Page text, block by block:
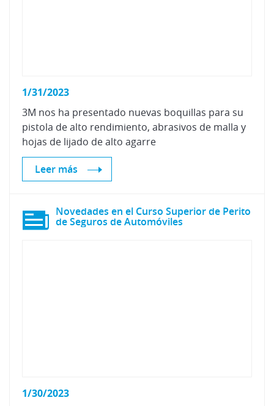
1/31/2023
3M nos ha presentado nuevas boquillas para su
pistola de alto rendimiento, abrasivos de malla y
hojas de lijado de alto agarre
Leer más
Novedades en el Curso Superior de Perito
de Seguros de Automóviles
1/30/2023